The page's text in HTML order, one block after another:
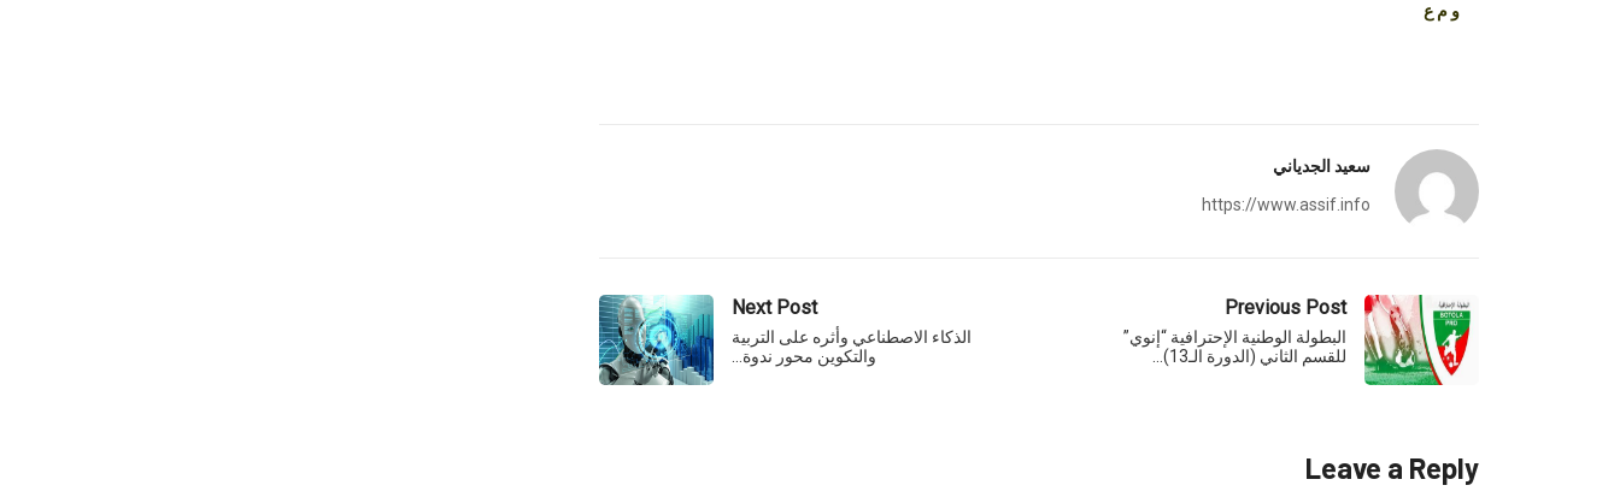
و م ع
سعيد الجدياني
https://www.assif.info
Previous Post
البطولة الوطنية الإحترافية “إنوي”
للقسم الثاني (الدورة الـ13)…
Next Post
الذكاء الاصطناعي وأثره على التربية
والتكوين محور ندوة…
Leave a Reply